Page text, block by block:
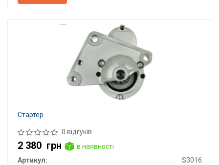
Стартер
0 відгуків
2 380 грн
в наявності
Артикул:
S3016